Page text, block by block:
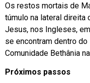
Os restos mortais de
túmulo na lateral direita
Jesus, nos Ingleses,
se encontram dentro
Comunidade Bethânia
Próximos passos